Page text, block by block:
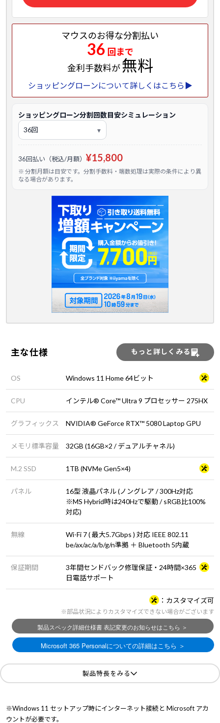
マウスのお得な分割払い
36 回まで
金利手数料が無料
ショッピングローンについて詳しくはこちら▶
ショッピングローン分割回数目安シミュレーション
36回払い（税込/月額） ¥15,800
※ 分割月額は目安です。分割手数料・端数処理は実際の条件により異
なる場合があります。
主な仕様 もっと詳しくみる
OS Windows 11 Home 64ビット
CPU インテル® Core™ Ultra 9 プロセッサー 275HX
グラフィックス NVIDIA® GeForce RTX™ 5080 Laptop GPU
メモリ標準容量 32GB (16GB×2 / デュアルチャネル)
M.2 SSD 1TB (NVMe Gen5×4)
パネル
16型 液晶パネル (ノングレア / 300Hz対応
※MS Hybrid時は240Hzで駆動 / sRGB比100%
対応)
無線
Wi-Fi 7 ( 最大5.7Gbps ) 対応 IEEE 802.11
be/ax/ac/a/b/g/n準拠 ＋ Bluetooth 5内蔵
保証期間
3年間センドバック修理保証・24時間×365
日電話サポート
カスタマイズ可
※部品状況によりカスタマイズできない場合がございます
製品特長をみる
※Windows 11 セットアップ時にインターネット接続と Microsoft アカ
ウントが必要です。